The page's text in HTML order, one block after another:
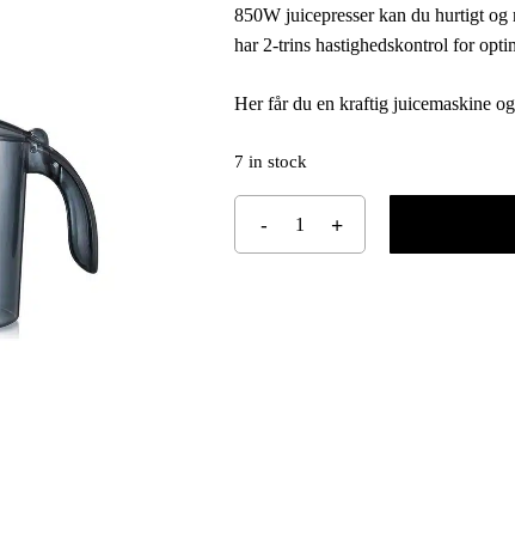
850W juicepresser kan du hurtigt
har 2-trins hastighedskontrol for
Her får du en kraftig juicemaskine
7 in stock